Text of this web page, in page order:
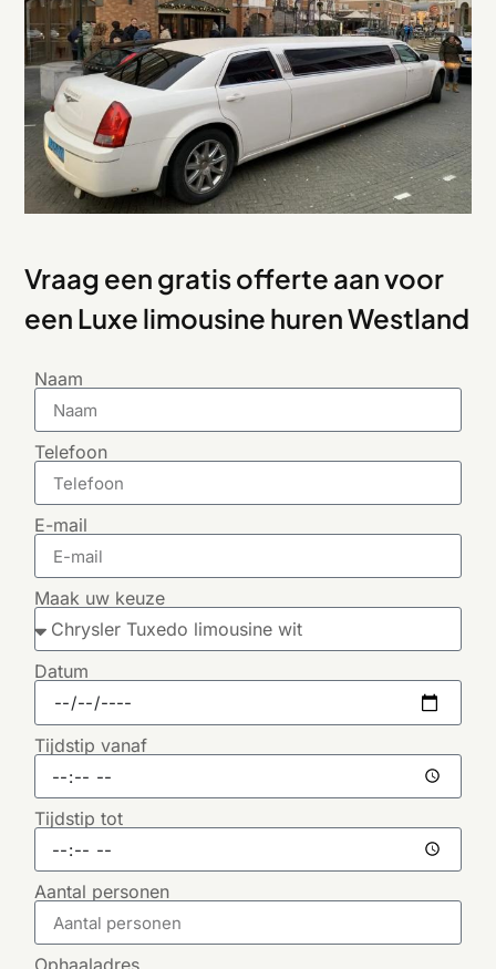
Vraag een gratis offerte aan voor
een Luxe limousine huren Westland
Naam
Telefoon
E-mail
Maak uw keuze
Datum
Tijdstip vanaf
Tijdstip tot
Aantal personen